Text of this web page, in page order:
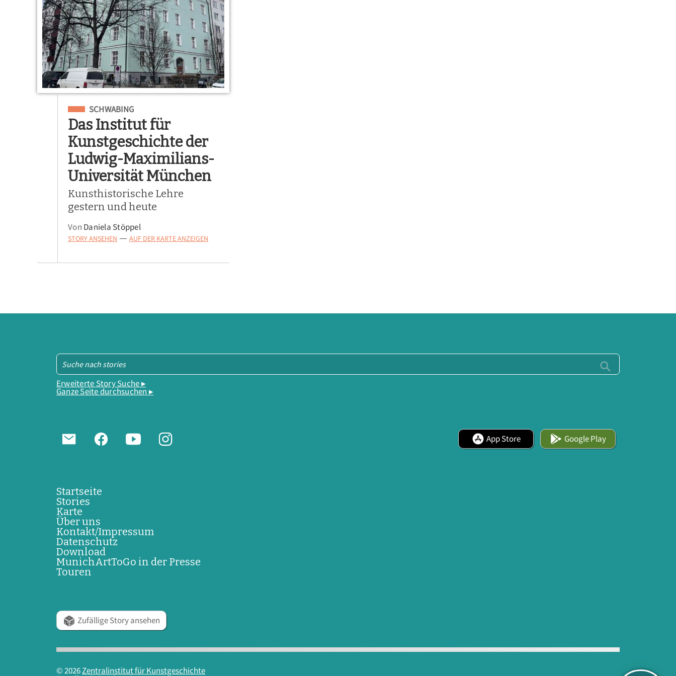
Eingeordnet unter
SCHWABING
Das Institut für
Kunstgeschichte der
Ludwig-Maximilians-
Universität München
Kunsthistorische Lehre
gestern und heute
Von Daniela Stöppel
STORY ANSEHEN — AUF DER KARTE ANZEIGEN
Erweiterte Story Suche ▸
Ganze Seite durchsuchen ▸
App Store Google Play
Startseite
Stories
Karte
Über uns
Kontakt/Impressum
Datenschutz
Download
MunichArtToGo in der Presse
Touren
Zufällige Story ansehen
© 2026Zentralinstitut für Kunstgeschichte